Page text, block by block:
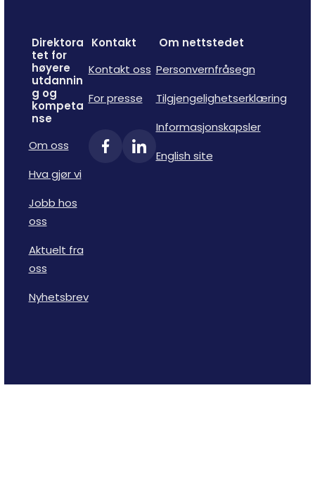
Direktora
tet for
høyere
utdannin
g og
kompeta
nse
Om oss
Hva gjør vi
Jobb hos
oss
Aktuelt fra
oss
Nyhetsbrev
Kontakt
Kontakt oss
For presse
Om nettstedet
Personvernfråsegn
Tilgjengelighetserklæring
Informasjonskapsler
English site